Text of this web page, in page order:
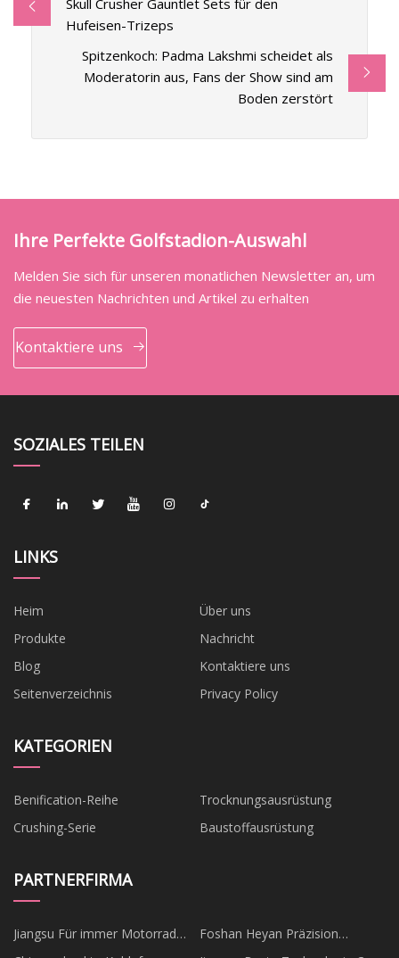
Skull Crusher Gauntlet Sets für den
Hufeisen-Trizeps
Spitzenkoch: Padma Lakshmi scheidet als
Moderatorin aus, Fans der Show sind am
Boden zerstört
Ihre Perfekte Golfstadion-Auswahl
Melden Sie sich für unseren monatlichen Newsletter an, um
die neuesten Nachrichten und Artikel zu erhalten
Kontaktiere uns
SOZIALES TEILEN
LINKS
Heim
Über uns
Produkte
Nachricht
Blog
Kontaktiere uns
Seitenverzeichnis
Privacy Policy
KATEGORIEN
Benification-Reihe
Trocknungsausrüstung
Crushing-Serie
Baustoffausrüstung
PARTNERFIRMA
Jiangsu Für immer Motorrad
Technologie Co., GmbH
Foshan Heyan Präzision
Schimmel Technologie Co., Ltd